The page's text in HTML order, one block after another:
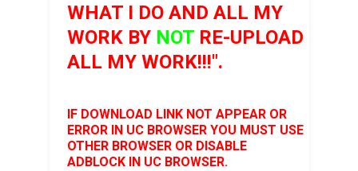
WHAT I DO AND ALL MY
WORK BY NOTRE-UPLOAD
ALL MY WORK!!!".
IF DOWNLOAD LINK NOT APPEAR OR
ERROR IN UC BROWSER YOU MUST USE
OTHER BROWSER OR DISABLE
ADBLOCK IN UC BROWSER.